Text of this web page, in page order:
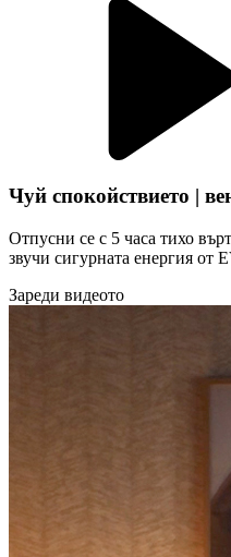
Чуй спокойствието |
Отпусни се с 5 часа тихо
звучи сигурната енергия от
Зареди видеото